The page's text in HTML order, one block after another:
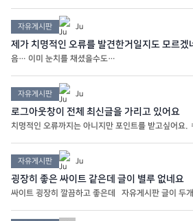
자유게시판 Ju
제가 치명적인 오류를 발견한거일지도 모르
음… 이미 눈치를 채셨을수도…
자유게시판 Ju
로그아웃창이 전체 최신글을 가리고 있어요
치명적인 오류까지는 아니지만 포인트를 받고싶어요.
자유게시판 Ju
굉장히 좋은 싸이트 같은데 글이 별루 없네요
싸이트 굉장히 깔끔하고 좋은데 자유게시판 글이 두